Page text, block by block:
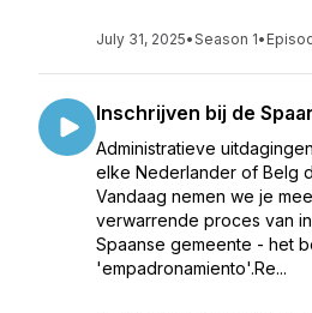
July 31, 2025•Season 1•
Inschrijven bij de
Administratieve
elke Nederlander of Belg
Vandaag nemen we je
verwarrende proces van
Spaanse gemeente - het
'empadronamiento'.Re...